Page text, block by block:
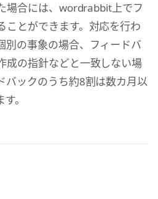
場合には、wordrabbit上でフ
ことができます。対応を行わ
別の事象の場合、フィードバ
成の指針などと一致しない場
バックのうち約8割は数カ月以
。